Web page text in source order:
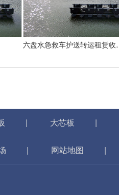
六盘水急救车护
| 大芯板 |
| 网站地图 |